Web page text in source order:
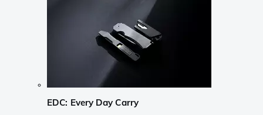
EDC: Every Day Carry